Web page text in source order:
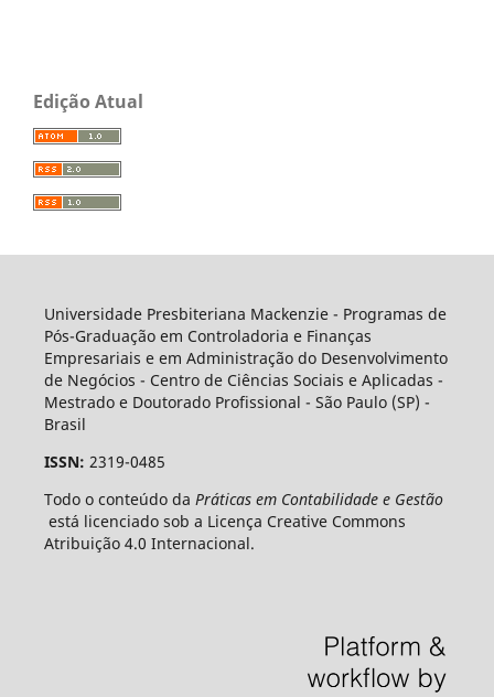
Edição Atual
Universidade Presbiteriana Mackenzie - Programas de
Pós-Graduação em Controladoria e Finanças
Empresariais e em Administração do Desenvolvimento
de Negócios - Centro de Ciências Sociais e Aplicadas -
Mestrado e Doutorado Profissional - São Paulo (SP) -
Brasil
ISSN: 2319-0485
Todo o conteúdo da Práticas em Contabilidade e Gestão
está licenciado sob a Licença Creative Commons
Atribuição 4.0 Internacional.